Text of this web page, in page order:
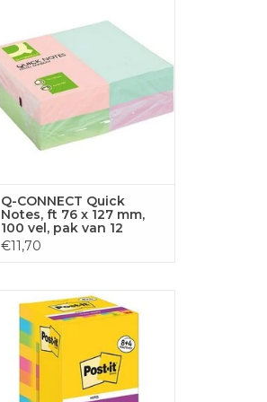
TOEVOEGEN AAN
WINKELWAGEN
Q-CONNECT Quick
Notes, ft 76 x 127 mm,
100 vel, pak van 12
blokken in
pastelkleuren
€11,70
Post-It Super Sticky Notes
Carnival, 90 vel, 76 x 76 mm
TOEVOEGEN AAN
WINKELWAGEN